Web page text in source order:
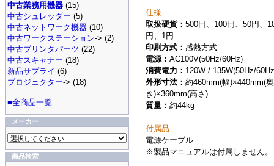
仕様
取扱硬貨： 500円、100円、50円、
円、1円
印刷方式： 感熱方式
電源： AC100V(50Hz/60Hz)
消費電力： 120W / 135W(50Hz/
外形寸法： 約460mm(幅)×440mm(
き)×360mm(高さ)
質量： 約44kg
付属品
電源ケーブル
※製品マニュアルは付属しません。
中古業務用機器 (15)
中古シュレッダー (5)
中古ネットワーク機器 (10)
中古ワークステーション-> (2)
中古プリンタパーツ (22)
中古スキャナー (18)
新品サプライ (6)
プロジェクター-> (18)
■全商品一覧
メーカー
商品検索